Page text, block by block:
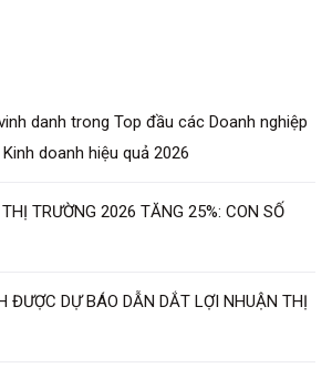
danh trong Top đầu các Doanh nghiệp
doanh hiệu quả 2026
TRƯỜNG 2026 TĂNG 25%: CON SỐ
ĐƯỢC DỰ BÁO DẪN DẮT LỢI NHUẬN THỊ